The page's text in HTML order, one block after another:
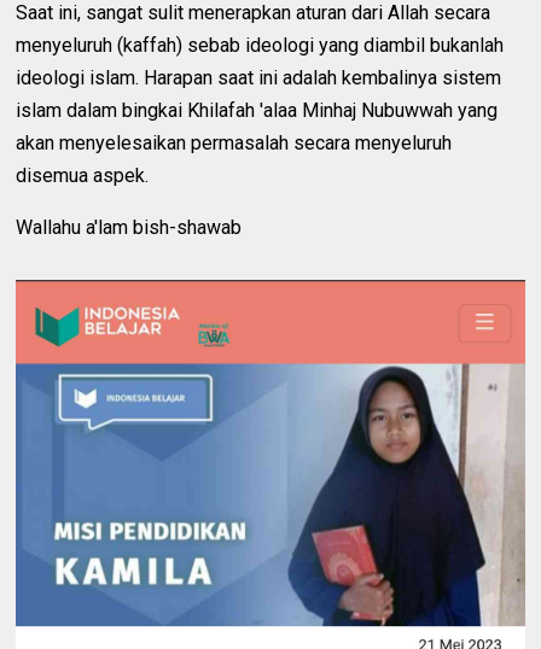
Saat ini, sangat sulit menerapkan aturan dari Allah secara
menyeluruh (kaffah) sebab ideologi yang diambil bukanlah
ideologi islam. Harapan saat ini adalah kembalinya sistem
islam dalam bingkai Khilafah 'alaa Minhaj Nubuwwah yang
akan menyelesaikan permasalah secara menyeluruh
disemua aspek.
Wallahu a'lam bish-shawab